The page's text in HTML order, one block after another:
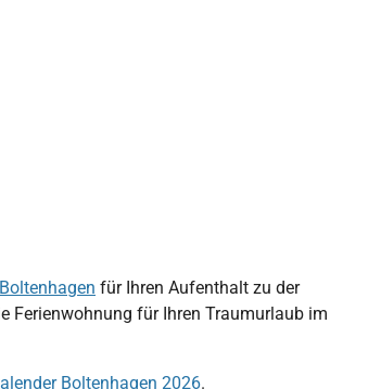
für Ihren Aufenthalt zu der
Ferienwohnung für Ihren Traumurlaub im
Boltenhagen 2026.